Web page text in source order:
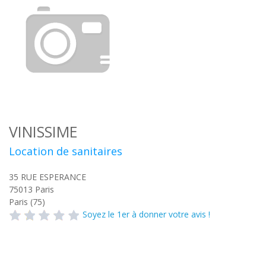
VINISSIME
Location de sanitaires
35 RUE ESPERANCE
75013 Paris
Paris (75)
Soyez le 1er à donner votre avis !